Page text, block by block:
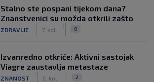
Stalno ste pospani tijekom dana?
Znanstvenici su možda otkrili zašto
ZDRAVLJE 7. kol. 0
Izvanredno otkriće: Aktivni sastojak
Viagre zaustavlja metastaze
ZNANOST 6. kol. 2